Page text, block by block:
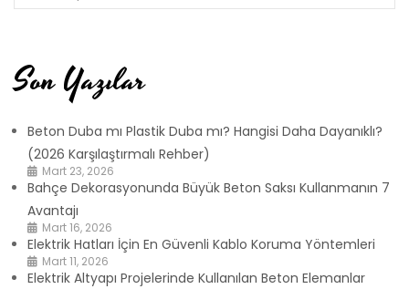
Son Yazılar
Beton Duba mı Plastik Duba mı? Hangisi Daha Dayanıklı?
(2026 Karşılaştırmalı Rehber)
Mart 23, 2026
Bahçe Dekorasyonunda Büyük Beton Saksı Kullanmanın 7
Avantajı
Mart 16, 2026
Elektrik Hatları İçin En Güvenli Kablo Koruma Yöntemleri
Mart 11, 2026
Elektrik Altyapı Projelerinde Kullanılan Beton Elemanlar